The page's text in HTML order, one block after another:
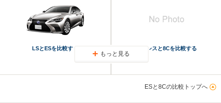
LSとESを比較する テーシスと8Cを比較する
もっと見る
ESと8Cの比較トップへ